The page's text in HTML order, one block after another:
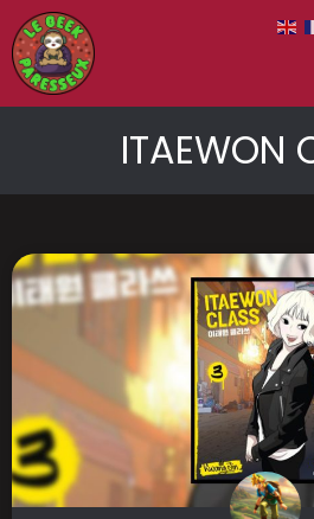
ITAEWON